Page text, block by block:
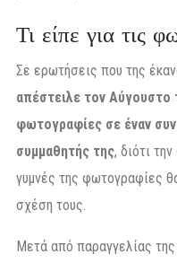
Τι είπε για τις
Σε ερωτήσεις που της
απέστειλε τον Αύγουστο
φωτογραφίες σε έναν
συμμαθητής της, διότι
γυμνές της φωτογραφίες
σχέση τους.
Μετά από παραγγελίας